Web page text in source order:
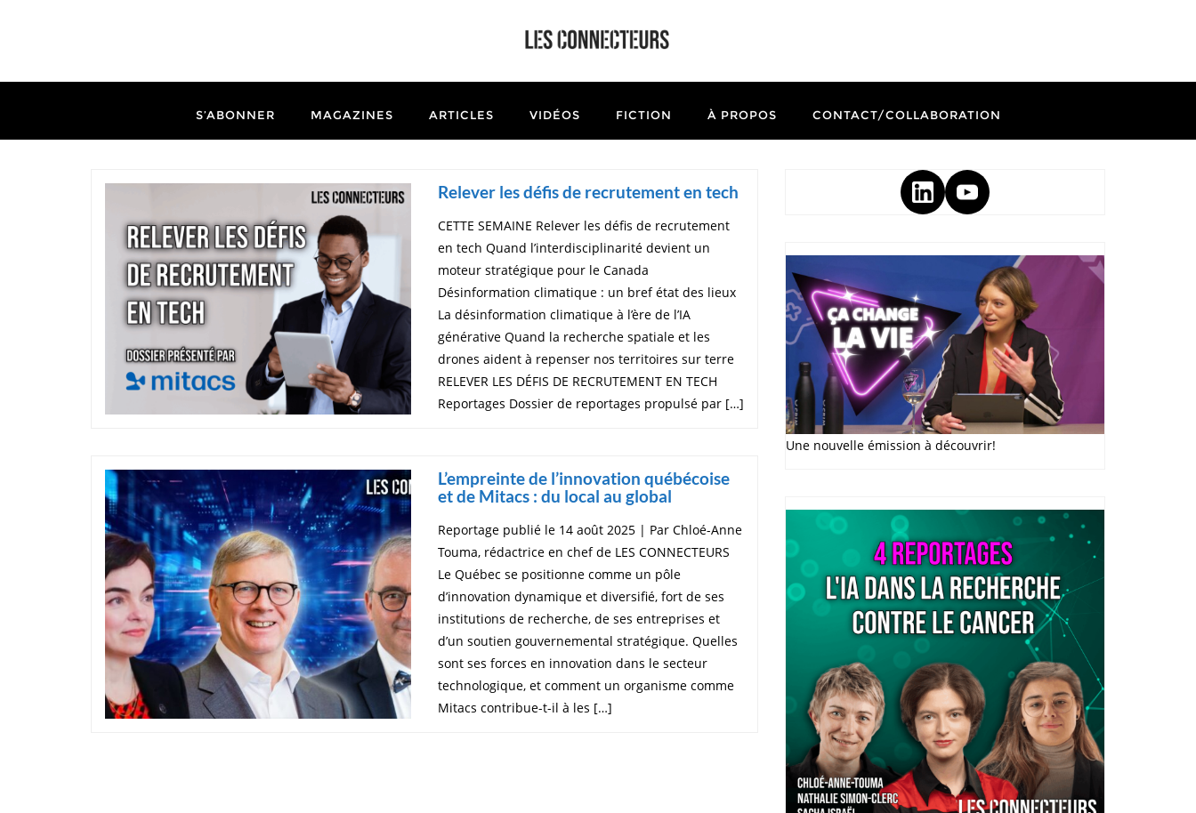
S’ABONNER MAGAZINES ARTICLES VIDÉOS FICTION À PROPOS CONTACT/COLLABORATION
Relever les défis de recrutement en tech
CETTE SEMAINE Relever les défis de recrutement
en tech Quand l’interdisciplinarité devient un
moteur stratégique pour le Canada
Désinformation climatique : un bref état des lieux
La désinformation climatique à l’ère de l’IA
générative Quand la recherche spatiale et les
drones aident à repenser nos territoires sur terre
RELEVER LES DÉFIS DE RECRUTEMENT EN TECH
Reportages Dossier de reportages propulsé par […]
L’empreinte de l’innovation québécoise
et de Mitacs : du local au global
Reportage publié le 14 août 2025 | Par Chloé-Anne
Touma, rédactrice en chef de LES CONNECTEURS
Le Québec se positionne comme un pôle
d’innovation dynamique et diversifié, fort de ses
institutions de recherche, de ses entreprises et
d’un soutien gouvernemental stratégique. Quelles
sont ses forces en innovation dans le secteur
technologique, et comment un organisme comme
Mitacs contribue-t-il à les […]
Une nouvelle émission à découvrir!